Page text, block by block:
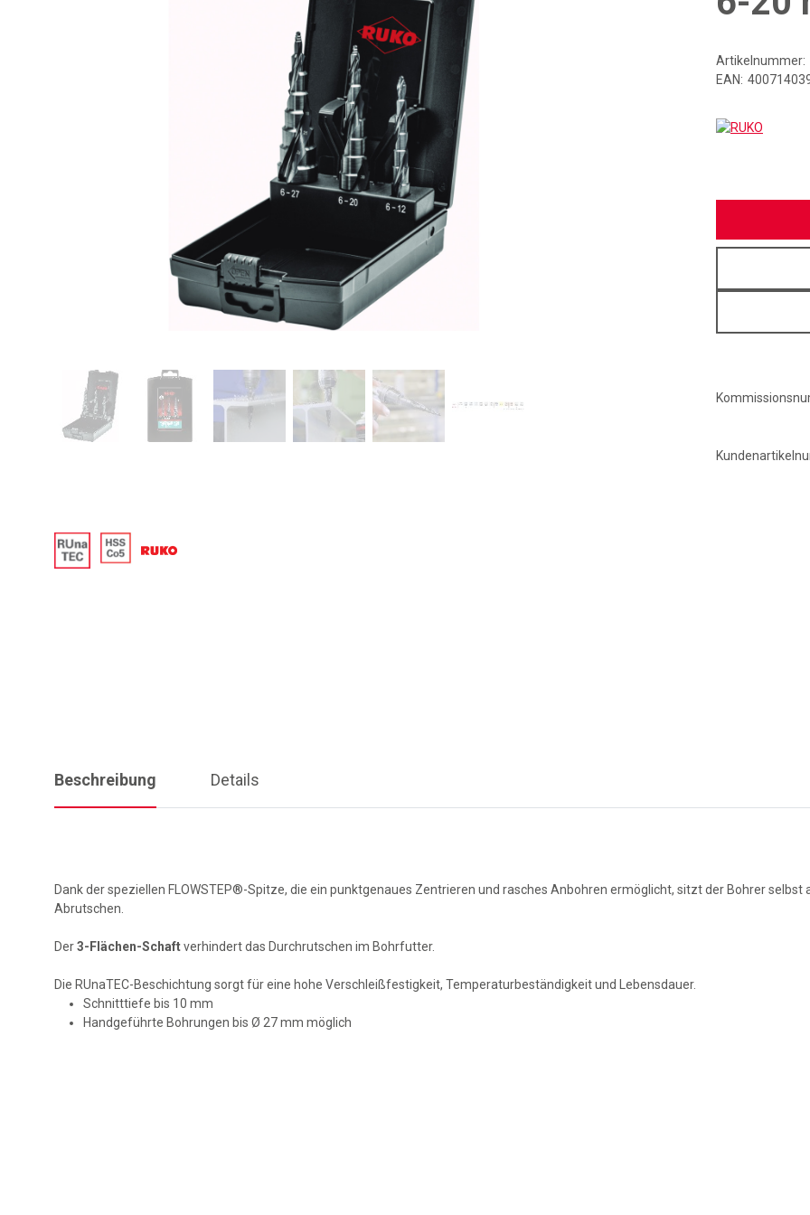
Artikelnummer:
EAN:
Beschreibung Details
Dank der speziellen FLOWSTEP®-Spitze, die ein punktgenaues Zentrieren und rasches Anbohren ermöglicht, sitzt der Bohrer
Abrutschen.
Der3-Flächen-Schaftverhindert das Durchrutschen im Bohrfutter.
Die RUnaTEC-Beschichtung sorgt für eine hohe Verschleißfestigkeit, Temperaturbeständigkeit und Lebensdauer.
Schnitttiefe bis 10 mm
Handgeführte Bohrungen bis Ø 27 mm möglich